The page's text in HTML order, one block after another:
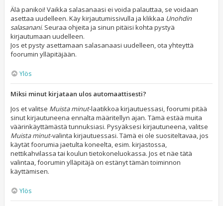
Älä panikoi! Vaikka salasanaasi ei voida palauttaa, se voidaan
asettaa uudelleen. Käy kirjautumissivulla ja klikkaa Unohdin
salasanani. Seuraa ohjeita ja sinun pitäisi kohta pystyä
kirjautumaan uudelleen.
Jos et pysty asettamaan salasanaasi uudelleen, ota yhteyttä
foorumin ylläpitäjään.
Ylös
Miksi minut kirjataan ulos automaattisesti?
Jos et valitse Muista minut-laatikkoa kirjautuessasi, foorumi pitää
sinut kirjautuneena ennalta määritellyn ajan. Tämä estää muita
väärinkäyttämästä tunnuksiasi. Pysyäksesi kirjautuneena, valitse
Muista minut-valinta kirjautuessasi. Tämä ei ole suositeltavaa, jos
käytät foorumia jaetulta koneelta, esim. kirjastossa,
nettikahvilassa tai koulun tietokoneluokassa. Jos et näe tätä
valintaa, foorumin ylläpitäjä on estänyt tämän toiminnon
käyttämisen.
Ylös